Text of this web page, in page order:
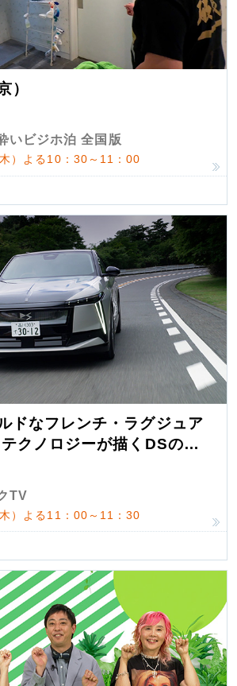
）
いビジホ泊 全国版
）よる10：30～11：00
ドなフレンチ・ラグジュア
クノロジーが描くDSの世
TV
）よる11：00～11：30